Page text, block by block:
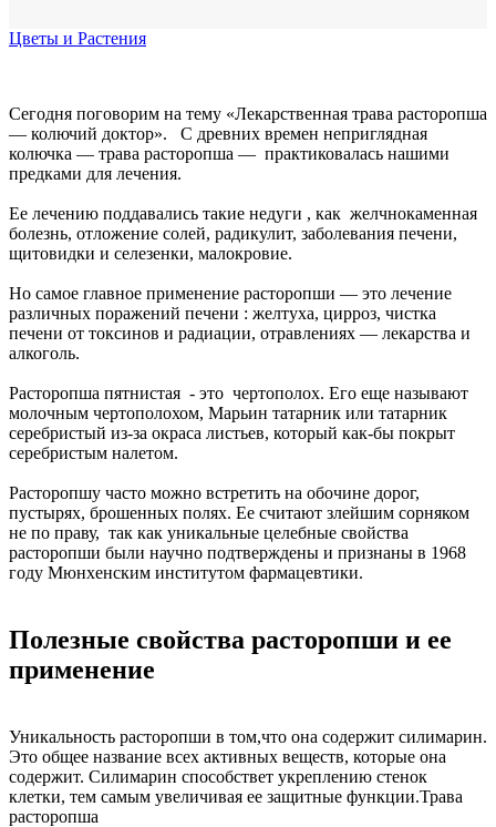
Цветы и Растения
Сегодня поговорим на тему «Лекарственная трава расторопша
— колючий доктор». С древних времен неприглядная
колючка — трава расторопша — практиковалась нашими
предками для лечения.
Ее лечению поддавались такие недуги , как желчнокаменная
болезнь, отложение солей, радикулит, заболевания печени,
щитовидки и селезенки, малокровие.
Но самое главное применение расторопши — это лечение
различных поражений печени : желтуха, цирроз, чистка
печени от токсинов и радиации, отравлениях — лекарства и
алкоголь.
Расторопша пятнистая - это чертополох. Его еще называют
молочным чертополохом, Марьин татарник или татарник
серебристый из-за окраса листьев, который как-бы покрыт
серебристым налетом.
Расторопшу часто можно встретить на обочине дорог,
пустырях, брошенных полях. Ее считают злейшим сорняком
не по праву, так как уникальные целебные свойства
расторопши были научно подтверждены и признаны в 1968
году Мюнхенским институтом фармацевтики.
Полезные свойства расторопши и ее
применение
Уникальность расторопши в том,что она содержит силимарин.
Это общее название всех активных веществ, которые она
содержит. Силимарин способствет укреплению стенок
клетки, тем самым увеличивая ее защитные функции.Трава
расторопша